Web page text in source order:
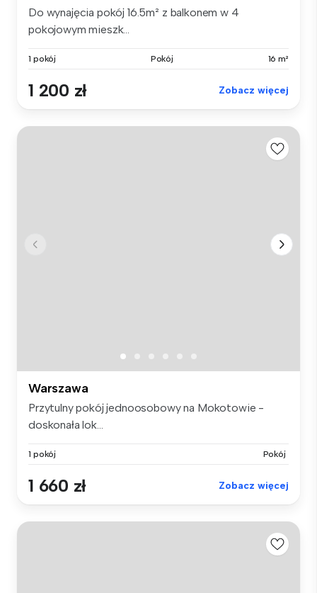
Do wynajęcia pokój 16.5m² z balkonem w 4
pokojowym mieszk...
1 pokój Pokój 16 m²
1 200 zł Zobacz więcej
Warszawa
Przytulny pokój jednoosobowy na Mokotowie -
doskonała lok...
1 pokój Pokój
1 660 zł Zobacz więcej